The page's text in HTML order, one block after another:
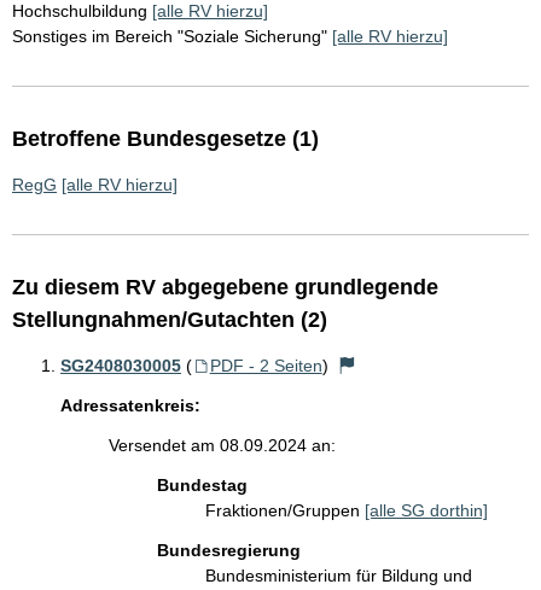
Hochschulbildung [alle RV hierzu]
Sonstiges im Bereich "Soziale Sicherung" [alle RV hierzu]
Betroffene Bundesgesetze (1)
RegG [alle RV hierzu]
Zu diesem RV abgegebene grundlegende
Stellungnahmen/Gutachten (2)
SG2408030005 ( PDF - 2 Seiten)
Adressatenkreis:
Versendet am 08.09.2024 an:
Bundestag
Fraktionen/Gruppen [alle SG dorthin]
Bundesregierung
Bundesministerium für Bildung und